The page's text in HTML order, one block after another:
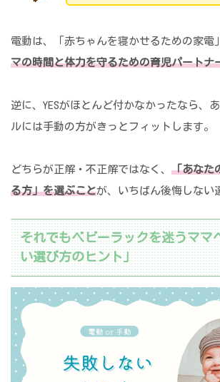
電動は、「赤ちゃんを寝かせるための家電
マの時間と体力を守るための育児パートナ
逆に、YESがほとんど付かなかったなら、
ルには手動の方がきっとフィットします。
どちらが正解・不正解ではなく、 「あなた
る方」を選ぶことが、いちばん後悔しない
それでもベビーラックを迷うママ
い選び方のヒント」